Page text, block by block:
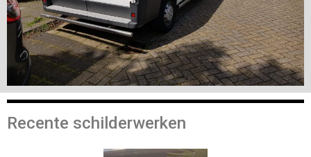
Recente schilderwerken